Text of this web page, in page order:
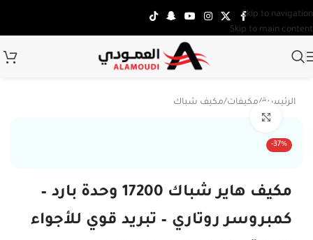
Skip to navigation
Skip to main content
الرئيسية/مكيفات/مكيف شباك
-37%
مكيف هاير شباك 17200 وحدة بارد –
كمبروسر روتاري – تبريد قوي للأجواء